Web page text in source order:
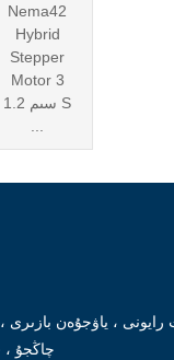
Nema42
Hybrid
Stepper
Motor 3
سىم 1.2 S
، ياۋجۇەن بازىرى
چاڭجۇ